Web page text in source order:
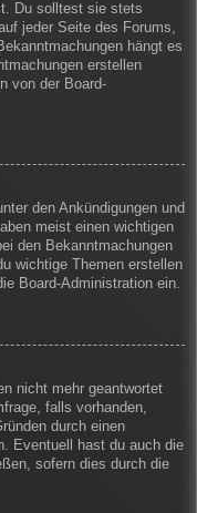
Du solltest sie stets
jeder Seite des Forums,
hängt es
erstellen
von der Board-
den Ankündigungen und
meist einen wichtigen
den Bekanntmachungen
wichtige Themen erstellen
Board-Administration ein.
nicht mehr geantwortet
falls vorhanden,
durch einen
Eventuell hast du auch die
sofern dies durch die